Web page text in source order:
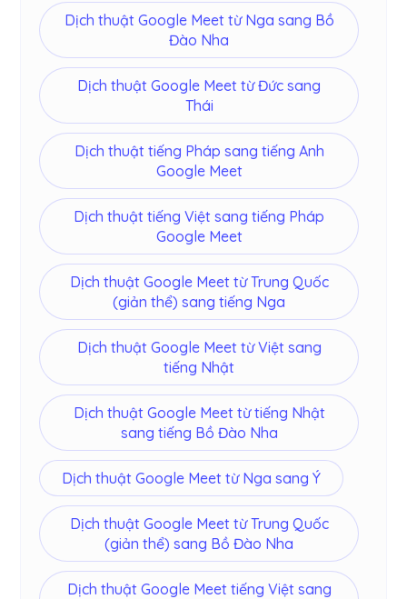
Dịch thuật Google Meet từ Nga sang Bồ
Đào Nha
Dịch thuật Google Meet từ Đức sang
Thái
Dịch thuật tiếng Pháp sang tiếng Anh
Google Meet
Dịch thuật tiếng Việt sang tiếng Pháp
Google Meet
Dịch thuật Google Meet từ Trung Quốc
(giản thể) sang tiếng Nga
Dịch thuật Google Meet từ Việt sang
tiếng Nhật
Dịch thuật Google Meet từ tiếng Nhật
sang tiếng Bồ Đào Nha
Dịch thuật Google Meet từ Nga sang Ý
Dịch thuật Google Meet từ Trung Quốc
(giản thể) sang Bồ Đào Nha
Dịch thuật Google Meet tiếng Việt sang